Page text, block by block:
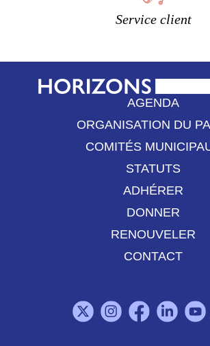
Service client
AGENDA
ORGANISATION DU
COMITÉS
STATUTS
ADHÉRER
DONNER
RENOUVELER
CONTACT